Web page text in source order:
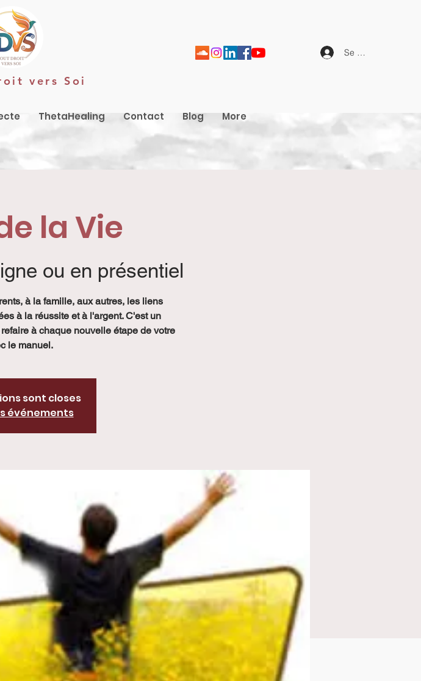
vers Soi
Se connecter
ThetaHealing Contact Blog More
la Vie
ou en présentiel
à la famille, aux autres, les liens
à la réussite et à l'argent. C'est un
à chaque nouvelle étape de votre
le manuel.
sont closes
événements